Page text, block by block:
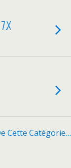
Cette Catégorie…